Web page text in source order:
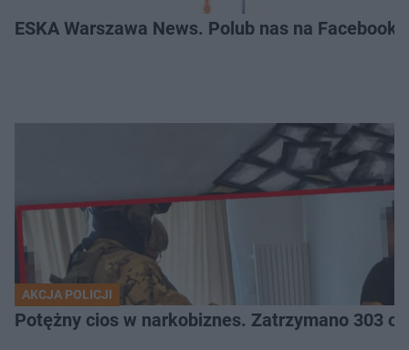
ESKA Warszawa News. Polub nas na
AKCJA POLICJI
Potężny cios